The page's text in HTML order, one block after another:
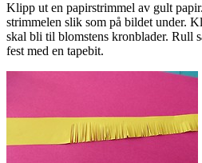
Klipp ut en papirstrimmel av gult
strimmelen slik som på bildet under.
skal bli til blomstens kronblader. Rull
fest med en tapebit.